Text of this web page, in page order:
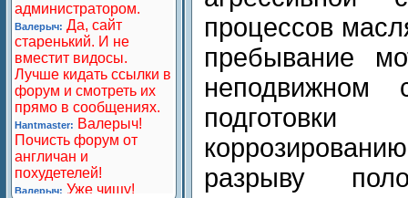
процессов
пребывание
неподвижном
разрыву